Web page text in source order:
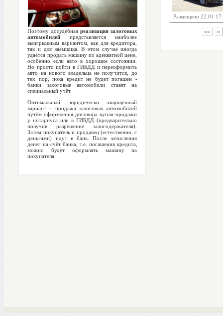
Поэтому досудебная реализация залоговых
автомобилей представляется наиболее
выигрышным вариантом, как для кредитора,
так и для заёмщика. В этом случае иногда
удаётся продать машину по адекватной цене,
особенно если авто в хорошем состоянии.
Но просто пойти в ГИБДД и переоформить
авто на нового владельца не получится, до
тех пор, пока кредит не будет погашен -
банки залоговые автомобили ставят на
специальный учёт.
Оптимальный, юридически защищённый
вариант – продажа залоговых автомобилей
путём оформления договора купли-продажи
у нотариуса или в ГИБДД (предварительно
получив разрешение залогодержателя).
Затем покупатель и продавец (естественно, с
деньгами) идут в банк. После зачисления
денег на счёт банка, т.е. погашения кредита,
можно будет оформлять машину на
покупателя.
Размещено 22.01
«« «